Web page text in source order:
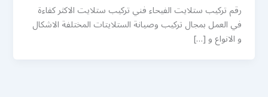
رقم تركيب ستلايت الفيحاء فني تركيب ستلايت الاكثر كفاءة
في العمل بمجال تركيب وصيانة الستلايتات المختلفة الاشكال
و الانواع و […]